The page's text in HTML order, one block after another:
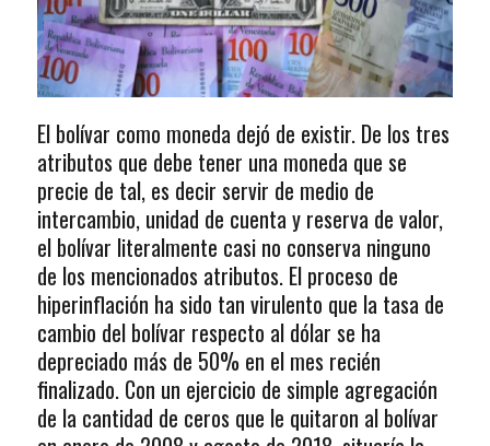
El bolívar como moneda dejó de existir. De los tres
atributos que debe tener una moneda que se
precie de tal, es decir servir de medio de
intercambio, unidad de cuenta y reserva de valor,
el bolívar literalmente casi no conserva ninguno
de los mencionados atributos. El proceso de
hiperinflación ha sido tan virulento que la tasa de
cambio del bolívar respecto al dólar se ha
depreciado más de 50% en el mes recién
finalizado. Con un ejercicio de simple agregación
de la cantidad de ceros que le quitaron al bolívar